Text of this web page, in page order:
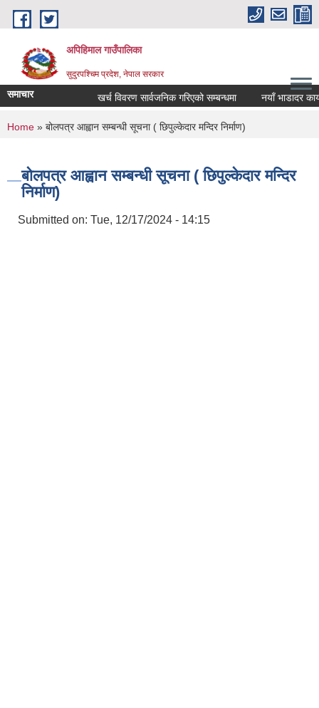
Skip to main content
अपिहिमाल गाउँपालिका
सुदुरपश्चिम प्रदेश, नेपाल सरकार
समाचार खर्च विवरण सार्वजनिक गरिएको सम्बन्धमा नयाँ भाडादर कायम
You are here
Home » बोलपत्र आह्वान सम्बन्धी सूचना ( छिपुल्केदार मन्दिर निर्माण)
बोलपत्र आह्वान सम्बन्धी सूचना ( छिपुल्केदार मन्दिर
निर्माण)
Submitted on: Tue, 12/17/2024 - 14:15